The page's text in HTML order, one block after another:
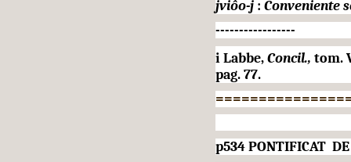
jviôo-j : Conveniente
-----------------
i Labbe,Concil., tom.
pag. 77.
p534 PONTIFICAT